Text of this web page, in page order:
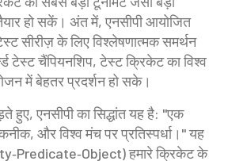
हो सकें। अंत में, एनसीपी आयोजित
सीरीज़ के लिए विश्लेषणात्मक समर्थन
टेस्ट चैंपियनशिप,टेस्ट क्रिकेट का विश्व
में बेहतर प्रदर्शन हो सके।
हुए, एनसीपी का सिद्धांत यह है: "एक
और विश्व मंच पर प्रतिस्पर्धा।" यह
हमारे क्रिकेट के